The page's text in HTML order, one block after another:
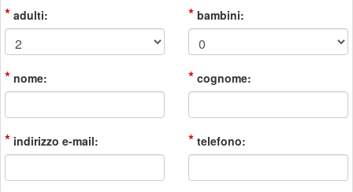
* adulti: * bambini:
* nome: * cognome:
* indirizzo e-mail: * telefono: